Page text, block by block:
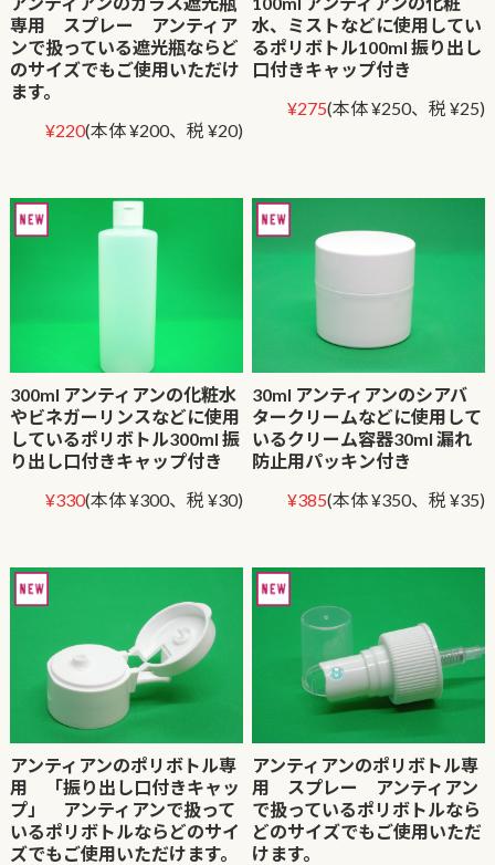
専用 スプレー アンティア
ンで扱っている遮光瓶ならど
のサイズでもご使用いただけ
ます。
¥220(本体 ¥200、税 ¥20)
水、ミストなどに使用してい
るポリボトル100ml 振り出し
口付きキャップ付き
¥275(本体 ¥250、税 ¥25)
300ml アンティアンの化粧水
やビネガーリンスなどに使用
しているポリボトル300ml 振
り出し口付きキャップ付き
¥330(本体 ¥300、税 ¥30)
30ml アンティアンのシアバ
タークリームなどに使用して
いるクリーム容器30ml 漏れ
防止用パッキン付き
¥385(本体 ¥350、税 ¥35)
アンティアンのポリボトル専
用 「振り出し口付きキャッ
プ」 アンティアンで扱って
いるポリボトルならどのサイ
ズでもご使用いただけます。
アンティアンのポリボトル専
用 スプレー アンティアン
で扱っているポリボトルなら
どのサイズでもご使用いただ
けます。